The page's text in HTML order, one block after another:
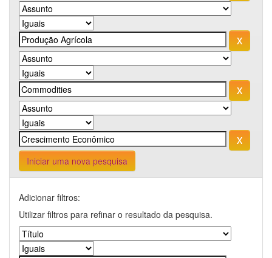
Iniciar uma nova pesquisa
Adicionar filtros:
Utilizar filtros para refinar o resultado da pesquisa.